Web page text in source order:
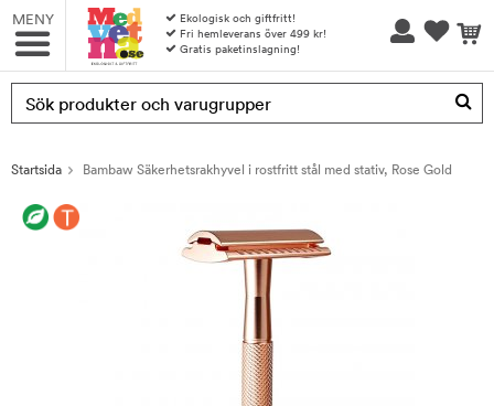
MENY
Ekologisk och giftfritt!
Fri hemleverans över 499 kr!
Gratis paketinslagning!
Produkten har blivit tillagd i varukorgen
Startsida Bambaw Säkerhetsrakhyvel i rostfritt stål med stativ, Rose Gold